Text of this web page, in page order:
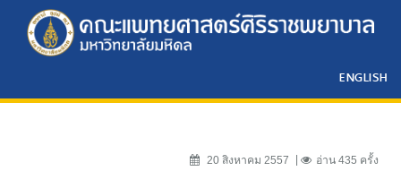
ENGLISH
20 สิงหาคม 2557 อ่าน 435 ครั้ง